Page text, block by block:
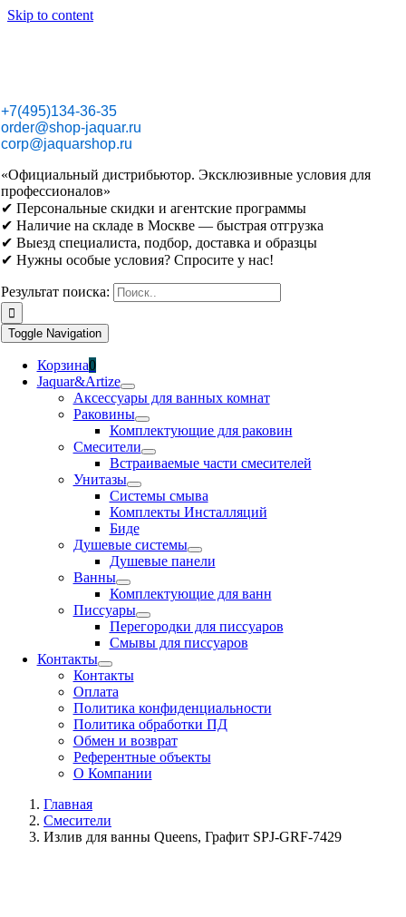
Skip to content
+7(495)134-36-35
order@shop-jaquar.ru
corp@jaquarshop.ru
«Официальный дистрибьютор. Эксклюзивные условия для
профессионалов»
✔ Персональные скидки и агентские программы
✔ Наличие на складе в Москве — быстрая отгрузка
✔ Выезд специалиста, подбор, доставка и образцы
✔ Нужны особые условия? Спросите у нас!
Результат поиска:
Toggle Navigation
Корзина0
Jaquar&Artize
Аксессуары для ванных комнат
Раковины
Комплектующие для раковин
Смесители
Встраиваемые части смесителей
Унитазы
Системы смыва
Комплекты Инсталляций
Биде
Душевые системы
Душевые панели
Ванны
Комплектующие для ванн
Писсуары
Перегородки для писсуаров
Смывы для писсуаров
Контакты
Контакты
Оплата
Политика конфиденциальности
Политика обработки ПД
Обмен и возврат
Референтные объекты
О Компании
Главная
Смесители
Излив для ванны Queens, Графит SPJ-GRF-7429